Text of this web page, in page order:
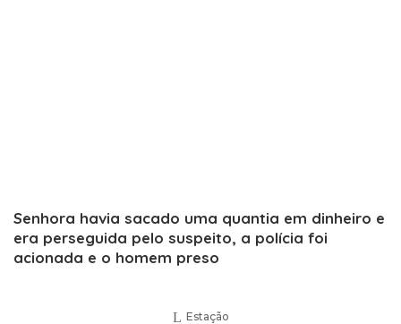
Senhora havia sacado uma quantia em dinheiro e
era perseguida pelo suspeito, a polícia foi
acionada e o homem preso
Estação